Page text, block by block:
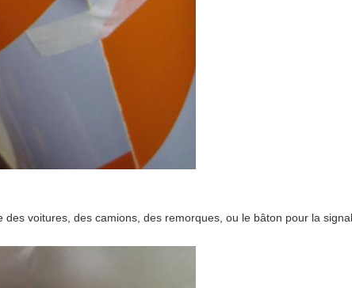
voitures, des camions, des remorques, ou le bâton pour la